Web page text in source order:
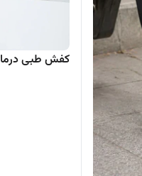
کفش طبی